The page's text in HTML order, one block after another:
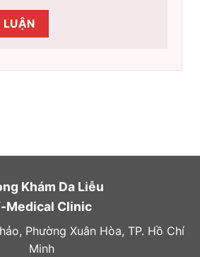
Khám Da Liễu
Medical Clinic
Phường Xuân Hòa, TP. Hồ Chí
Minh